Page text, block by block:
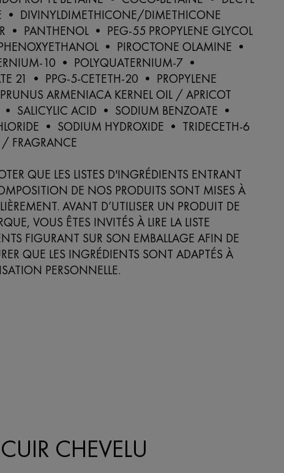
• DIVINYLDIMETHICONE/DIMETHICONE
• PANTHENOL • PEG-55 PROPYLENE GLYCOL
• PIROCTONE OLAMINE •
10 • POLYQUATERNIUM-7 •
21 • PPG-5-CETETH-20 • PROPYLENE
ARMENIACA KERNEL OIL / APRICOT
• SALICYLIC ACID • SODIUM BENZOATE •
• SODIUM HYDROXIDE • TRIDECETH-6
FRAGRANCE
QUE LES LISTES D'INGRÉDIENTS ENTRANT
DE NOS PRODUITS SONT MISES À
AVANT D’UTILISER UN PRODUIT DE
VOUS ÊTES INVITÉS À LIRE LA LISTE
FIGURANT SUR SON EMBALLAGE AFIN DE
QUE LES INGRÉDIENTS SONT ADAPTÉS À
PERSONNELLE.
CHEVELU